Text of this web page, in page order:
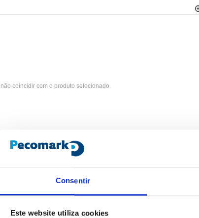
Consentir
Este website utiliza cookies
coincidir com o produto selecionado.
A Empresa